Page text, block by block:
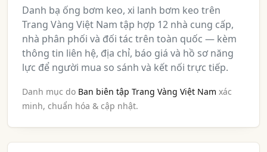
Danh bạ ống bơm keo, xi lanh bơm keo trên
Trang Vàng Việt Nam tập hợp 12 nhà cung cấp,
nhà phân phối và đối tác trên toàn quốc — kèm
thông tin liên hệ, địa chỉ, báo giá và hồ sơ năng
lực để người mua so sánh và kết nối trực tiếp.
Danh mục do Ban biên tập Trang Vàng Việt Nam xác
minh, chuẩn hóa & cập nhật.